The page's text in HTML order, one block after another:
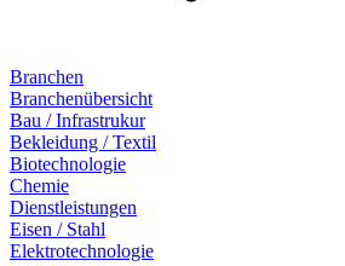
Branchen
Branchenübersicht
Bau / Infrastrukur
Bekleidung / Textil
Biotechnologie
Chemie
Dienstleistungen
Eisen / Stahl
Elektrotechnologie